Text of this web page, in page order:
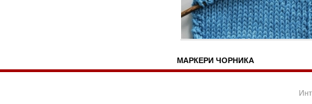
МАРКЕРИ ЧОРНИКА